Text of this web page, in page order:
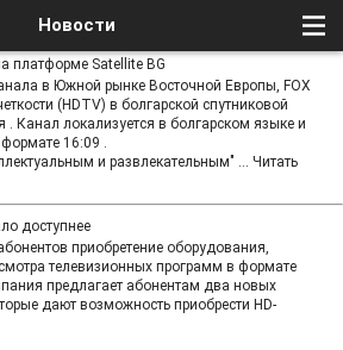
Новости
платформе Satellite BG
в Южной рынке Восточной Европы, FOX
(HDTV) в болгарской спутниковой
Канал локализуется в болгарском языке и
16:09 .
и развлекательным" ... Читать
доступнее
приобретение оборудования,
телевизионных программ в формате
предлагает абонентам два новых
дают возможность приобрести HD-